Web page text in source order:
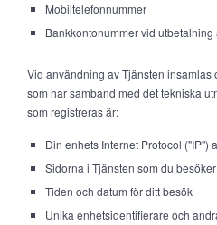
Mobiltelefonnummer
Bankkontonummer vid utbetalning
Vid användning av Tjänsten insamlas
som har samband med det tekniska
som registreras är:
Din enhets Internet Protocol ("IP")
Sidorna i Tjänsten som du besöker
Tiden och datum för ditt besök
Unika enhetsidentifierare och